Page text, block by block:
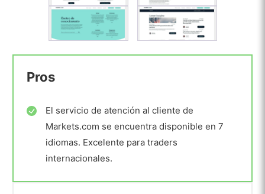
Pros
El servicio de atención al cliente de
Markets.com se encuentra disponible en 7
idiomas. Excelente para traders
internacionales.